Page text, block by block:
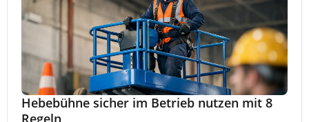
Hebebühne sicher im Betrieb nutzen mit 8
Regeln